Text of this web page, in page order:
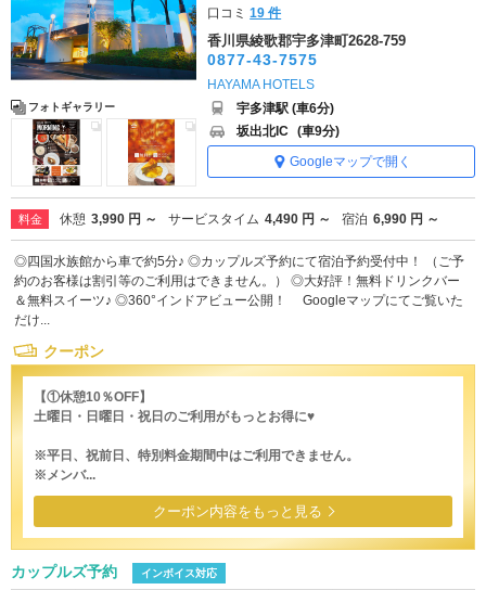
フォトギャラリー
口コミ19 件
香川県綾歌郡宇多津町2628-759
0877-43-7575
HAYAMA HOTELS
宇多津駅 (車6分)
坂出北IC (車9分)
Googleマップで開く
料金 休憩 3,990 円 ～ サービスタイム 4,490 円 ～ 宿泊 6,990 円 ～
◎四国水族館から車で約5分♪ ◎カップルズ予約にて宿泊予約受付中！ （ご予
約のお客様は割引等のご利用はできません。） ◎大好評！無料ドリンクバー
＆無料スイーツ♪ ◎360°インドアビュー公開！ Googleマップにてご覧いた
だけ...
クーポン
【①休憩10％OFF】
土曜日・日曜日・祝日のご利用がもっとお得に♥
※平日、祝前日、特別料金期間中はご利用できません。
※メンバ...
クーポン内容をもっと見る
カップルズ予約 インボイス対応